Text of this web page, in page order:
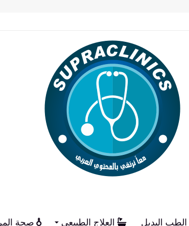
الطب البديل العلاج الطبيعي صحة